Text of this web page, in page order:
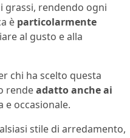
grassi, rendendo ogni
è particolarmente
al gusto e alla
chi ha scelto questa
rendeadatto anche ai
e occasionale.
stile di arredamento,